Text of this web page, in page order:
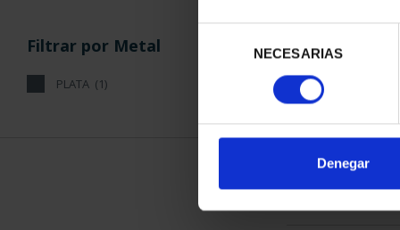
consentimiento
NECESARIAS
Denegar
Filtrar por Metal
PLATA (1)
ORDENAR POR: